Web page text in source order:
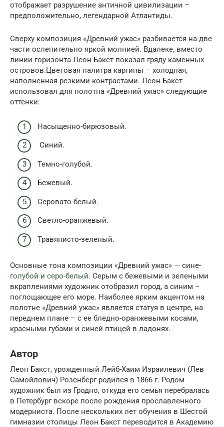
отображает разрушение античной цивилизации –
предположительно, легендарной Атлантиды.
Сверху композиция «Древний ужас» разбивается на две
части ослепительно яркой молнией. Вдалеке, вместо
линии горизонта Леон Бакст показал гряду каменных
островов.Цветовая палитра картины – холодная,
наполненная резкими контрастами. Леон Бакст
использовал для полотна «Древний ужас» следующие
оттенки:
Насыщенно-бирюзовый.
Синий.
Темно-голубой.
Бежевый.
Серовато-белый.
Светло-оранжевый.
Травянисто-зеленый.
Основные тона композиции «Древний ужас» — сине-
голубой и серо-белый. Серым с бежевыми и зелеными
вкраплениями художник отобразил город, а синим –
поглощающее его море. Наиболее ярким акцентом на
полотне «Древний ужас» является статуя в центре, на
переднем плане – с ее бледно-оранжевыми косами,
красными губами и синей птицей в ладонях.
Автор
Леон Бакст, урожденный Лейб-Хаим Израилевич (Лев
Самойлович) Розенберг родился в 1866 г. Родом
художник был из Гродно, откуда его семья перебралась
в Петербург вскоре после рождения прославленного
модерниста. После нескольких лет обучения в Шестой
гимназии столицы Леон Бакст переводится в Академию